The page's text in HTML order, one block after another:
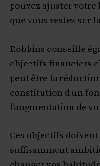
pouvez ajuster votre
que vous restez sur
Robbins conseille
objectifs financiers
peut être la
constitution d’un
l’augmentation de
Ces objectifs
suffisamment